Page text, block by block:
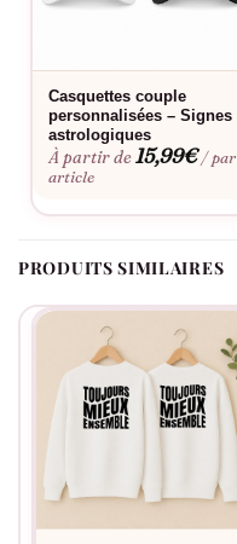
Casquettes couple
personnalisées – Signes
astrologiques
À partir de15,99€ / par
article
PRODUITS SIMILAIRES